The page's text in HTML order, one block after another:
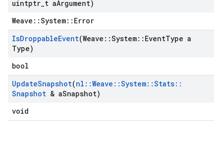
uintptr t aArgument)
Weave::System::Error
IsDroppableEvent(Weave ::System:: EventType a
Type)
bool
UpdateSnapshot(nl ::Weave ::System::Stats::
Snapshot & aSnapshot)
void